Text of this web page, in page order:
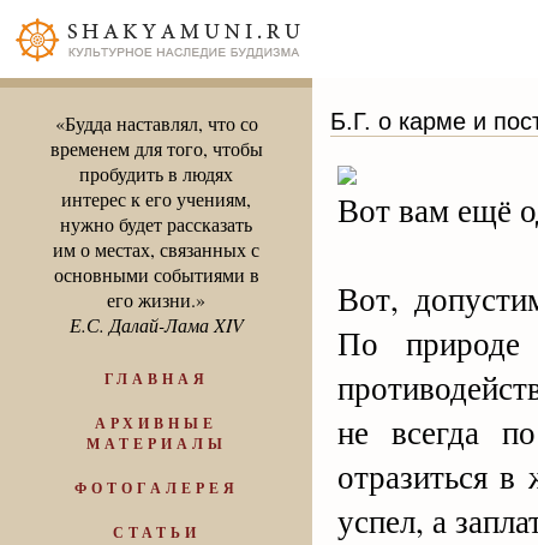
«Будда наставлял, что со
временем для того, чтобы
пробудить в людях
интерес к его учениям,
нужно будет рассказать
им о местах, связанных с
основными событиями в
его жизни.»
Е.С. Далай-Лама XIV
ГЛАВНАЯ
АРХИВНЫЕ
МАТЕРИАЛЫ
ФОТОГАЛЕРЕЯ
СТАТЬИ
Б.Г. о карме и
Вот вам ещё
Вот,
По природе
не всегда
отразиться в
успел, а